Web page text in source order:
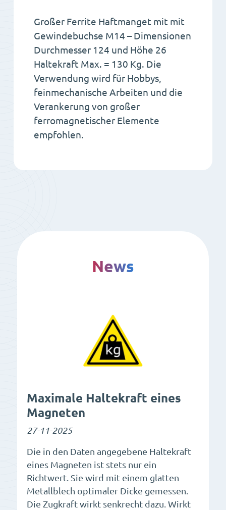
Großer Ferrite Haftmanget mit mit
Gewindebuchse M14 – Dimensionen
Durchmesser 124 und Höhe 26
Haltekraft Max. = 130 Kg. Die
Verwendung wird für Hobbys,
feinmechanische Arbeiten und die
Verankerung von großer
ferromagnetischer Elemente
empfohlen.
News
Maximale Haltekraft eines
Magneten
27-11-2025
Die in den Daten angegebene Haltekraft
eines Magneten ist stets nur ein
Richtwert. Sie wird mit einem glatten
Metallblech optimaler Dicke gemessen.
Die Zugkraft wirkt senkrecht dazu. Wirkt